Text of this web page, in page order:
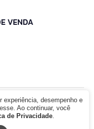
VENDA
0000-00. Todos os
experiência, desempenho e
Ao continuar, você
de Privacidade.